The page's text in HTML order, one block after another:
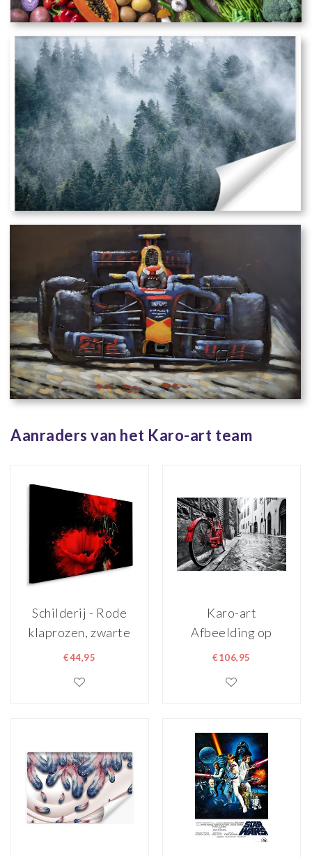
Aanraders van het Karo-art team
Schilderij - Rode
klaprozen, zwarte
achtergrond,
€44,95
Karo-art
Afbeelding op
acrylglas - Rode
€106,95